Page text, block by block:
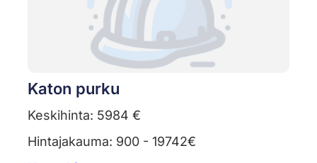
Katon purku
Keskihinta: 5984 €
Hintajakauma: 900 - 19742€